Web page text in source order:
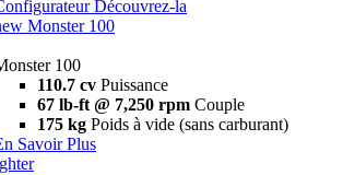
Découvrez-la
Monster 100
100
110.7 cv Puissance
67 lb-ft @ 7,250 rpm Couple
175 kg Poids à vide (sans carburant)
Savoir Plus